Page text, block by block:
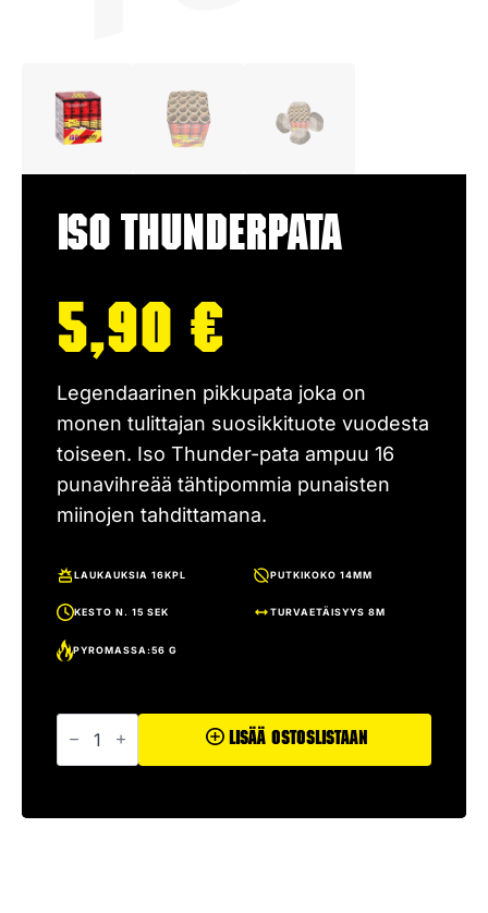
Iso Thunderpata
5,90 €
Legendaarinen pikkupata joka on
monen tulittajan suosikkituote vuodesta
toiseen. Iso Thunder-pata ampuu 16
punavihreää tähtipommia punaisten
miinojen tahdittamana.
LAUKAUKSIA 16KPL PUTKIKOKO 14MM
KESTO N. 15 SEK TURVAETÄISYYS 8M
PYROMASSA:56 G
Iso
Thunderpata
Lisää Ostoslistaan